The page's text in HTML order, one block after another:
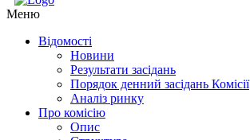
Меню
Відомості
Новини
Результати засідань
Порядок денний засідань Комісії
Аналіз ринку
Про комісію
Опис